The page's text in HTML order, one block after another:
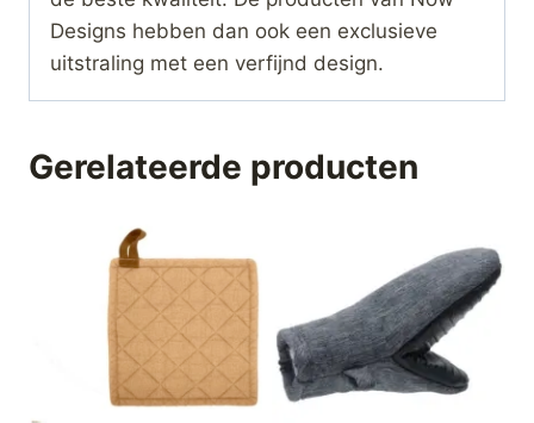
Designs hebben dan ook een exclusieve
uitstraling met een verfijnd design.
Gerelateerde producten